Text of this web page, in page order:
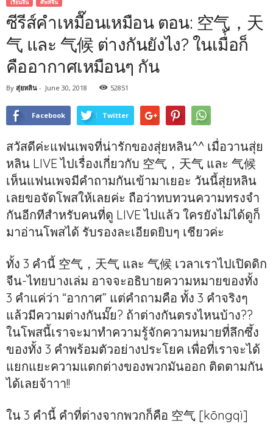
เรียนจีน ศัพท์จีน
ซีรีส์คำเหมื๊อนเหมือน ตอน: 空气，天
气 และ 气候 ต่างกันยังไง? ในเมื่้อก็
คืออากาศเหมือนๆ กัน
By สุ่ยหลิน - June 30, 2018 52851
Facebook Twitter
สวัสดีค่ะแฟนเพจที่น่ารักของสุ่ยหลิน^^ เมื่อวานสุ่ย
หลิน LIVE ไปเรื่องเกี่ยวกับ 空气，天气 และ 气候
เห็นแฟนเพจมีคำถามกันเข้ามาเยอะ วันนี้สุ่ยหลิน
เลยขอจัดโพสให้เลยค่ะ ถือว่าทบทวนความทรงจำ
กันอีกทีสำหรับคนที่ดู LIVE ไปแล้ว ใครยังไม่ได้ดูก็
มาอ่านโพสได้ รับรองละเอียดยิบๆ เชียวค่ะ
ทั้ง 3 คำนี้ 空气，天气 และ 气候 เวลาเราไปเปิดดิก
จีน-ไทยบางเล่ม อาจจะอธิบายความหมายของทั้ง
3 คำแค่ว่า “อากาศ” แต่คำถามคือ ทั้ง 3 คำจริงๆ
แล้วมีความต่างกันมั๊ย? ถ้าต่างกันตรงไหนบ้าง??
ในโพสนี้เราจะมาทำความรู้จักความหมายที่ลึกซึ้ง
ของทั้ง 3 คำพร้อมตัวอย่างประโยค เพื่อที่เราจะได้
แยกแยะความแตกต่างของพวกมันออก ติดตามกัน
ได้เลยจ้าาา!!
ใน 3 คำนี้ คำที่ต่างจากพวกก็คือ 空气 [kōngqì]